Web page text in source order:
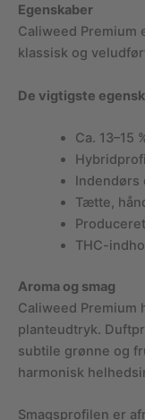
Egenskaber
Caliweed
klassisk og
De vigtigste
Ca. 13–15
Indendørs
Tætte,
THC-
Aroma og smag
Caliweed Premium
planteudtryk.
subtile grønne og
harmonisk
Smagsprofilen er